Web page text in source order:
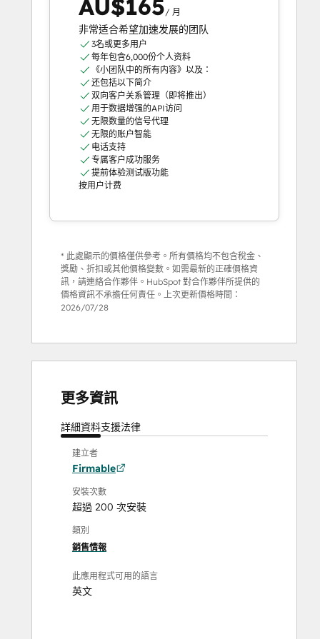
AU$165/ 月
非常适合希望加速发展的团队
3名或更多用户
每年包含6,000份个人资料
《小团队中的所有内容》以及：
还包括以下简介
双向客户关系管理（即将推出）
用于数据增强的API访问
无限数量的信号代理
无限的账户智能
电话支持
专属客户成功服务
提前体验测试版功能
按用户计费
* 此處顯示的價格僅供參考。所有價格均不包含稅金、
獎勵、折扣或其他價格變數。如需最新的正確價格資
訊，請連絡合作夥伴。HubSpot 對合作夥伴所提供的
價格資訊不承擔任何責任。上次更新價格時間：
2026/07/28
更多資訊
詳細資料支援法律
建立者
Firmable
安裝次數
超過 200 次安裝
類別
銷售情報
此應用程式可用的語言
英文